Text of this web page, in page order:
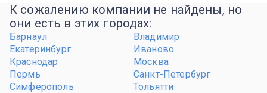
К сожалению компании не найдены, но
они есть в этих городах:
Барнаул
Владимир
Екатеринбург
Иваново
Краснодар
Москва
Пермь
Санкт-Петербург
Симферополь
Тольятти